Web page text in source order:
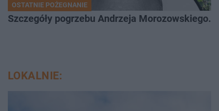
OSTATNIE POŻEGNANIE
Szczegóły pogrzebu Andrzeja Morozowskiego.
LOKALNIE: